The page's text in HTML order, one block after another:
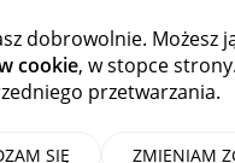
dobrowolnie. Możesz
cookie, w stopce
przetwarzania.
SIĘ ZMIENIAM